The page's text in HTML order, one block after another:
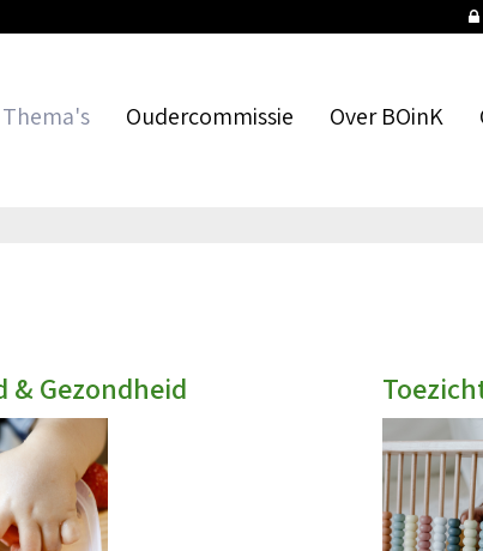
Thema's
Kinderopvang kiezen
Contract afsluiten & opzeggen
Kosten & kinderopvangtoeslag
Oudercommissie
Verantwoordelijkheden
Over BOinK
Vacatures
& Gezondheid